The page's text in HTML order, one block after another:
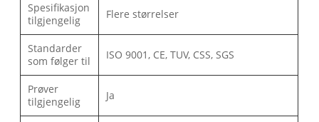
Spesifikasjon
tilgjengelig
Flere størrelser
Standarder
som følger til
ISO 9001, CE, TUV, CSS, SGS
Prøver
tilgjengelig
Ja